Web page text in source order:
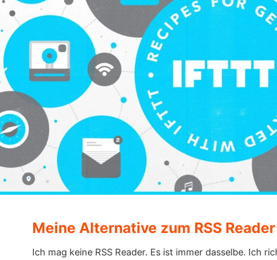
Meine Alternative zum RSS Reader
Ich mag keine RSS Reader. Es ist immer dasselbe. Ich